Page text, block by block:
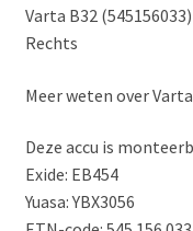
Varta B32
Rechts
Meer weten over Varta
Deze accu is
Exide: EB454
Yuasa: YBX3056